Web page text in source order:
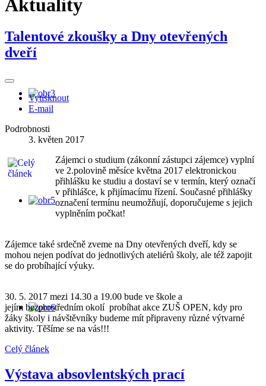
Aktuality
Talentové zkoušky a Dny otevřených
dveří
Vytisknout
E-mail
Podrobnosti
3. květen 2017
Zájemci o studium (zákonní zástupci zájemce) vyplní
ve 2.polovině měsíce května 2017 elektronickou
přihlášku ke studiu a dostaví se v termín, který označí
v přihlášce, k přijímacímu řízení. Současné přihlášky
označení termínu neumožňují, doporučujeme s jejich
vyplněním počkat!
Zájemce také srdečně zveme na Dny otevřených dveří, kdy se
mohou nejen podívat do jednotlivých ateliérů školy, ale též zapojit
se do probíhající výuky.
30. 5. 2017 mezi 14.30 a 19.00 bude ve škole a
jejím bezprostředním okolí probíhat akce ZUŠ OPEN, kdy pro
žáky školy i návštěvníky budeme mít připraveny různé výtvarné
aktivity. Těšíme se na vás!!!
Celý článek
Výstava absovlentských prací